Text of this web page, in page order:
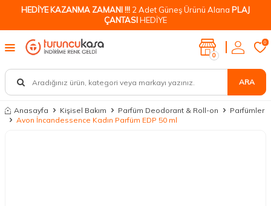
HEDİYE KAZANMA ZAMANI !!! 2 Adet Güneş Ürünü Alana PLAJ
ÇANTASIHEDİYE
ARA
0
0
Anasayfa Kişisel Bakım Parfüm Deodorant & Roll-on
Parfümler
Avon İncandessence Kadın Parfüm EDP 50 ml